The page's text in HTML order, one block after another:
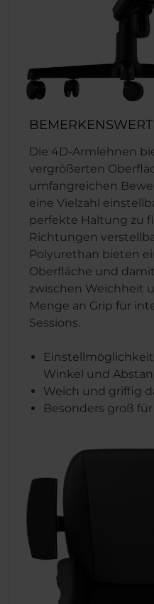
Die 4D-Armlehnen
vergrößerten
umfangreichen
eine Vielzahl
perfekte Haltung zu
Richtungen
Polyurethan bieten
Oberfläche und
zwischen Weichheit
Menge an Grip für
Sessions.
Winkel und
Weich und griffig
Besonders groß